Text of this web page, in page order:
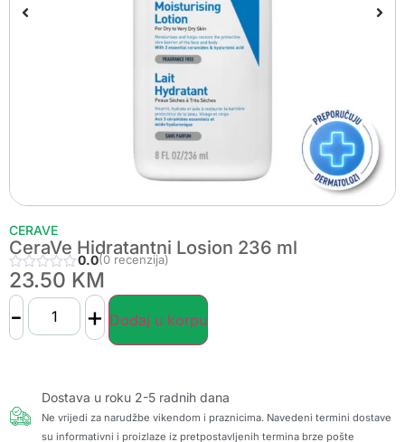
CERAVE
CeraVe Hidratantni Losion 236 ml
0.0(0 recenzija)
23.50 KM
- + Dodaj u korpu
Dostava u roku 2-5 radnih dana
Ne vrijedi za narudžbe vikendom i praznicima. Navedeni termini dostave
su informativni i proizlaze iz pretpostavljenih termina brze pošte